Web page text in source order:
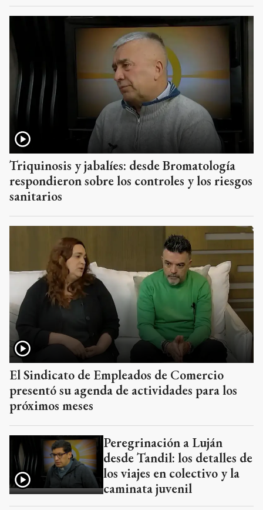
Triquinosis y jabalíes: desde Bromatología
respondieron sobre los controles y los riesgos
sanitarios
El Sindicato de Empleados de Comercio
presentó su agenda de actividades para los
próximos meses
Peregrinación a Luján
desde Tandil: los detalles de
los viajes en colectivo y la
caminata juvenil